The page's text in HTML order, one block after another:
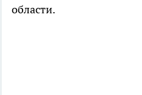
области.